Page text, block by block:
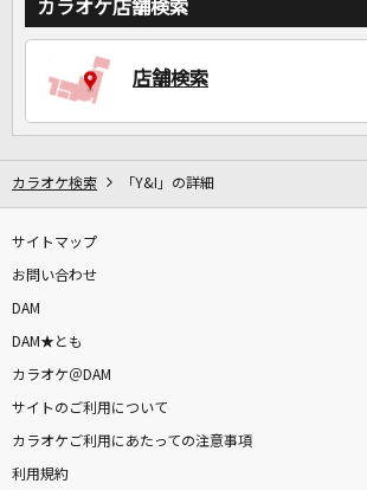
カラオケ店舗検索
店舗検索
カラオケ検索 「Y&I」の詳細
サイトマップ
お問い合わせ
DAM
DAM★とも
カラオケ＠DAM
サイトのご利用について
カラオケご利用にあたっての注意事項
利用規約